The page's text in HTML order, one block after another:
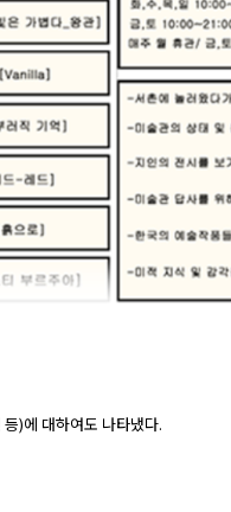
)에 대하여도 나타냈다.